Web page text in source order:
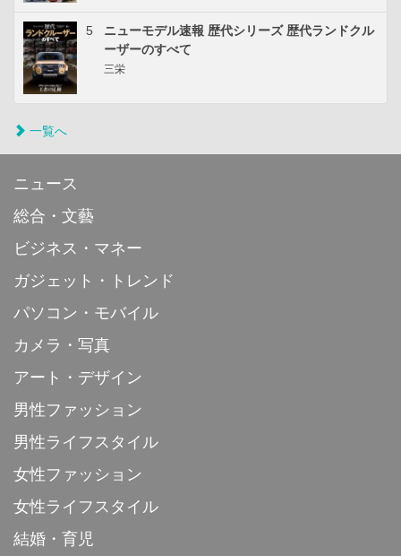
5
ニューモデル速報 歴代シリーズ 歴代ランドクル
ーザーのすべて
三栄
一覧へ
ニュース
総合・文藝
ビジネス・マネー
ガジェット・トレンド
パソコン・モバイル
カメラ・写真
アート・デザイン
男性ファッション
男性ライフスタイル
女性ファッション
女性ライフスタイル
結婚・育児